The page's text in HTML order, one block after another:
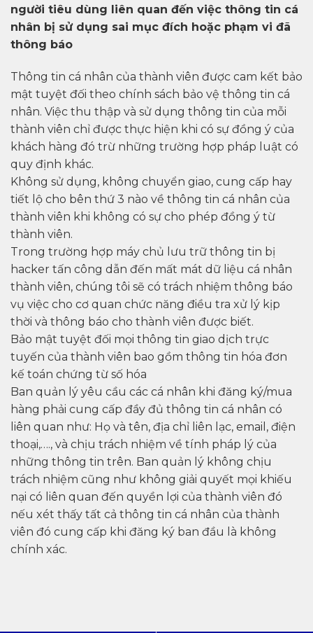
người tiêu dùng liên quan đến việc thông tin cá
nhân bị sử dụng sai mục đích hoặc phạm vi đã
thông báo
Thông tin cá nhân của thành viên được cam kết bảo
mật tuyệt đối theo chính sách bảo vệ thông tin cá
nhân. Việc thu thập và sử dụng thông tin của mỗi
thành viên chỉ được thực hiện khi có sự đồng ý của
khách hàng đó trừ những trường hợp pháp luật có
quy định khác.
Không sử dụng, không chuyển giao, cung cấp hay
tiết lộ cho bên thứ 3 nào về thông tin cá nhân của
thành viên khi không có sự cho phép đồng ý từ
thành viên.
Trong trường hợp máy chủ lưu trữ thông tin bị
hacker tấn công dẫn đến mất mát dữ liệu cá nhân
thành viên, chúng tôi sẽ có trách nhiệm thông báo
vụ việc cho cơ quan chức năng điều tra xử lý kịp
thời và thông báo cho thành viên được biết.
Bảo mật tuyệt đối mọi thông tin giao dịch trực
tuyến của thành viên bao gồm thông tin hóa đơn
kế toán chứng từ số hóa
Ban quản lý yêu cầu các cá nhân khi đăng ký/mua
hàng phải cung cấp đầy đủ thông tin cá nhân có
liên quan như: Họ và tên, địa chỉ liên lạc, email, điện
thoại,…., và chịu trách nhiệm về tính pháp lý của
những thông tin trên. Ban quản lý không chịu
trách nhiệm cũng như không giải quyết mọi khiếu
nại có liên quan đến quyền lợi của thành viên đó
nếu xét thấy tất cả thông tin cá nhân của thành
viên đó cung cấp khi đăng ký ban đầu là không
chính xác.